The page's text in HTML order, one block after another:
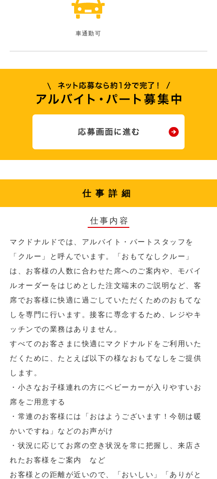
車通勤可
仕事詳細
仕事内容
マクドナルドでは、アルバイト・パートスタッフを
「クルー」と呼んでいます。「おもてなしクルー」
は、お客様の人数に合わせた席へのご案内や、モバイ
ルオーダーをはじめとした注文端末のご説明など、客
席でお客様に快適に過ごしていただくためのおもてな
しを専門に行います。接客に専念するため、レジやキ
ッチンでの業務はありません。
すべてのお客さまに快適にマクドナルドをご利用いた
だくために、たとえば以下の様なおもてなしをご提供
します。
・小さなお子様連れの方にベビーカーが入りやすいお
席をご用意する
・常連のお客様には「おはようございます！今朝は暖
かいですね」などのお声がけ
・状況に応じてお席の空き状況を常に把握し、来店さ
れたお客様をご案内 など
お客様との距離が近いので、「おいしい」「ありがと